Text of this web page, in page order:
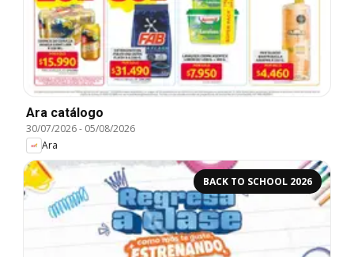
Ara catálogo
30/07/2026- 05/08/2026
Ara
BACK TO SCHOOL 2026